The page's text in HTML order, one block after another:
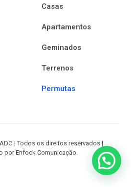
Casas
Apartamentos
Geminados
Terrenos
Permutas
| Todos os direitos reservados |
por Enfock Comunicação.